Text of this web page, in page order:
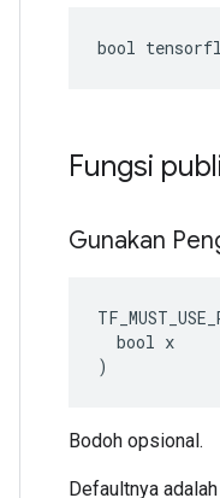
bool
Fungsi
Gunakan
  bool x
)
Bodoh opsional.
Defaultnya